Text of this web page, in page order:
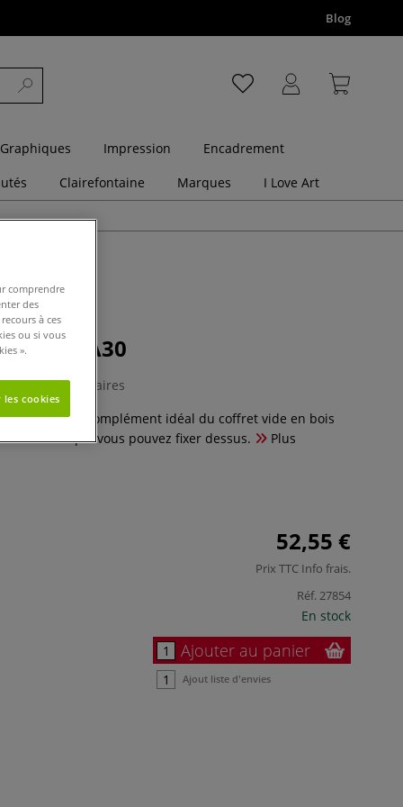
Blog
Impression
Encadrement
Clairefontaine Marques I Love Art
M/A30
0 Commentaires
M/A30 est le complément idéal du coffret vide en bois
M105 que vous pouvez fixer dessus.
Plus
52,55 €
Prix TTC Info frais.
Réf.27854
En stock
Ajouter au panier
Ajout liste d'envies
comprendre
des
à ces
ou si vous
».
cookies